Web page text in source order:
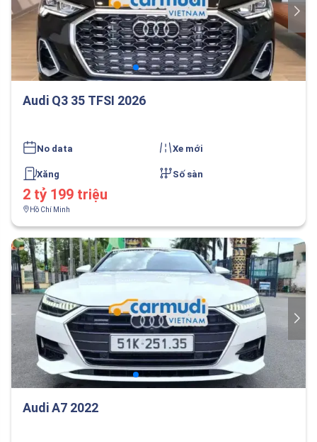
Audi Q3 35 TFSI 2026
No data Xe mới
Xăng Số sàn
2 tỷ 199 triệu
Hồ Chí Minh
Audi A7 2022